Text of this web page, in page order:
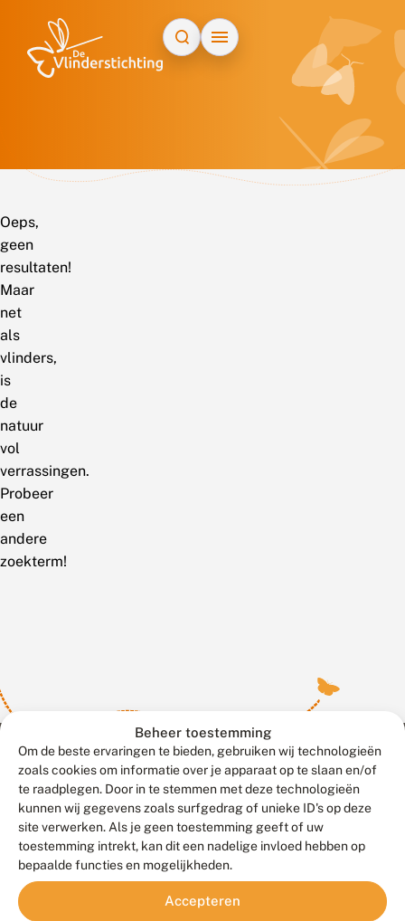
Beheer toestemming
Om de beste ervaringen te bieden, gebruiken wij technologieën
zoals cookies om informatie over je apparaat op te slaan en/of
te raadplegen. Door in te stemmen met deze technologieën
kunnen wij gegevens zoals surfgedrag of unieke ID's op deze
site verwerken. Als je geen toestemming geeft of uw
toestemming intrekt, kan dit een nadelige invloed hebben op
bepaalde functies en mogelijkheden.
Accepteren
Oeps,
geen
resultaten!
Maar
net
als
vlinders,
is
de
natuur
vol
verrassingen.
Probeer
een
andere
zoekterm!
Contact
Veelgestelde vragen
Meld waarnemingen© 2026 Vlinderstichting
Duurzaam ontwikkeld door
Go2People
, ontworpen door
Blue Field Agency
Privacy
Disclaimer
Sitemap